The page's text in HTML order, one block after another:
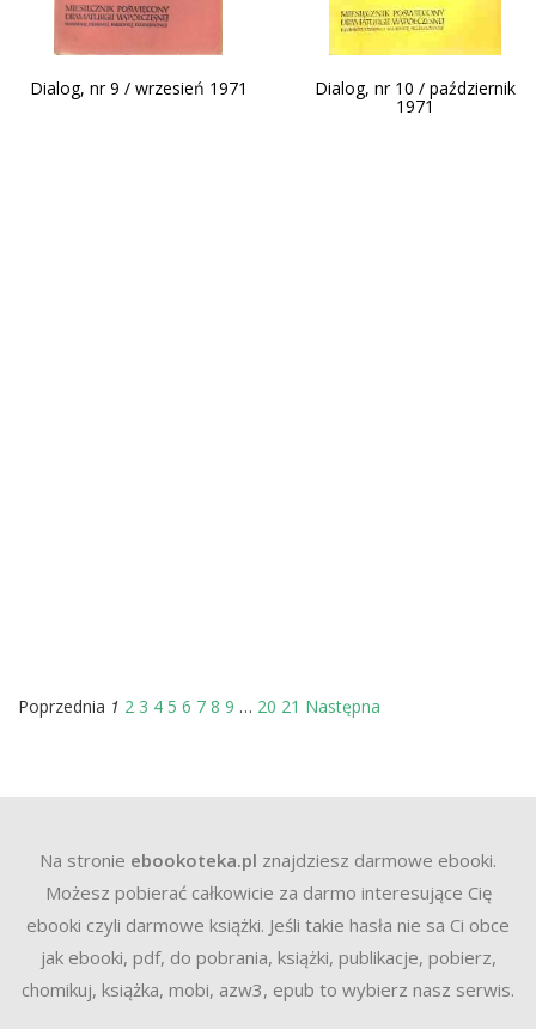
Dialog, nr 9 / wrzesień 1971 Dialog, nr 10 / październik
1971
Poprzednia 1 2 3 4 5 6 7 8 9 … 20 21 Następna
Na stronie ebookoteka.pl znajdziesz darmowe ebooki.
Możesz pobierać całkowicie za darmo interesujące Cię
ebooki czyli darmowe książki. Jeśli takie hasła nie sa Ci obce
jak ebooki, pdf, do pobrania, książki, publikacje, pobierz,
chomikuj, książka, mobi, azw3, epub to wybierz nasz serwis.